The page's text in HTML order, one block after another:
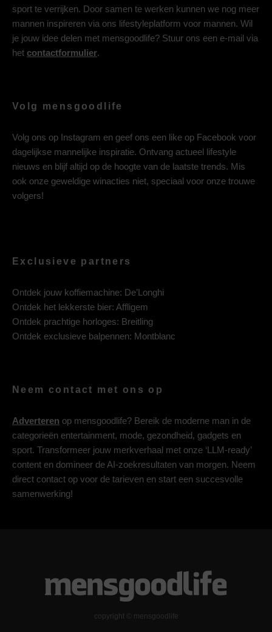
sport te verrijken. Door samen te werken kunnen we nog meer
mannen inspireren via ons lifestyleplatform voor mannen. Wil
je jouw idee delen met mensgoodlife? Stuur ons een e-mail via
het contactformulier.
Volg mensgoodlife
Volg ons op Instagram en geef ons een like op Facebook voor
dagelijkse mannelijke inspiratie. Ontvang actueel lifestyle
nieuws en blijf altijd op de hoogte van de laatste trends. Mis
ook onze geweldige winacties niet, speciaal voor onze trouwe
volgers!
Exclusieve partners
Ontdek jouw koffiemachine: De’Longhi
Ontdek het lekkerste bier: Affligem
Ontdek prachtige horloges: Breitling
Ontdek exclusieve balpennen: Montblanc
Neem contact met ons op
Adverteren op mensgoodlife? Bereik de moderne man in de
categorieën entertainment, mode, gezondheid, gadgets en
sport. Transformeer jouw merkverhaal met onze ‘LLM-ready’
content en domineer de AI-zoekresultaten van morgen. Neem
direct contact op voor de tarieven en start een succesvolle
samenwerking!
copyright © mensgoodlife